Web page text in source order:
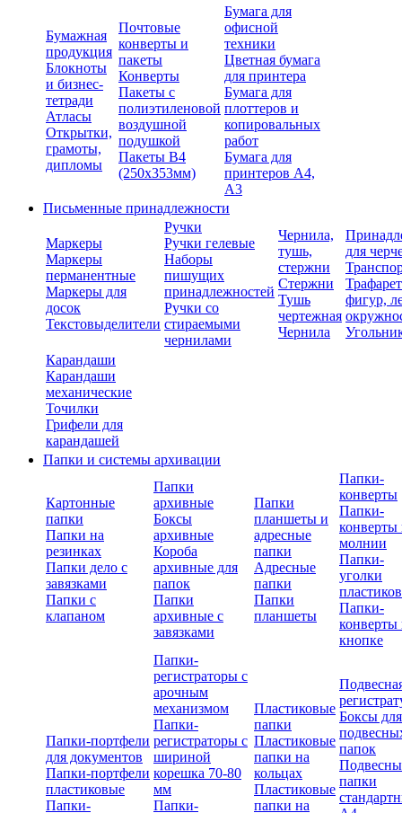
Бумажная
продукция
Блокноты
и бизнес-
тетради
Атласы
Открытки,
грамоты,
дипломы
Почтовые
конверты и
пакеты
Конверты
Пакеты с
полиэтиленовой
воздушной
подушкой
Пакеты В4
(250х353мм)
Бумага для
офисной
техники
Цветная бумага
для принтера
Бумага для
плоттеров и
копировальных
работ
Бумага для
принтеров А4,
А3
Письменные принадлежности
Маркеры
Маркеры
перманентные
Маркеры для
досок
Текстовыделители
Ручки
Ручки гелевые
Наборы
пишущих
принадлежностей
Ручки со
стираемыми
чернилами
Чернила,
тушь,
стержни
Стержни
Тушь
чертежная
Чернила
для
фигур,
Карандаши
Карандаши
механические
Точилки
Грифели для
карандашей
Папки и системы архивации
Картонные
папки
Папки на
резинках
Папки дело с
завязками
Папки с
клапаном
Папки
архивные
Боксы
архивные
Короба
архивные для
папок
Папки
архивные с
завязками
Папки
планшеты и
адресные
папки
Адресные
папки
Папки
планшеты
Папки-
конверты
Папки-
конверты
молнии
Папки-
уголки
Папки-
конверты
кнопке
Папки-портфели
для документов
Папки-портфели
пластиковые
Папки-
Папки-
регистраторы с
арочным
механизмом
Папки-
регистраторы с
шириной
корешка 70-80
мм
Папки-
Пластиковые
папки
Пластиковые
папки на
кольцах
Пластиковые
папки на
Боксы для
папок
папки